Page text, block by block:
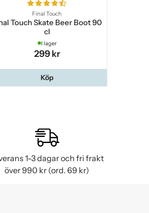
Final Touch
Touch Skate Beer Boot 90
cl
I lager
299 kr
Köp
1-3 dagar och fri frakt
över 990 kr (ord. 69 kr)